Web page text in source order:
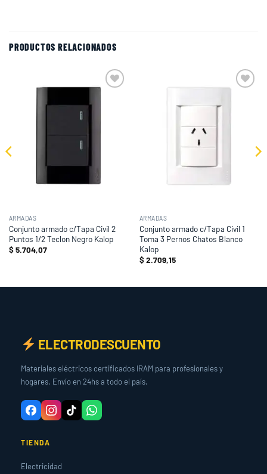
PRODUCTOS RELACIONADOS
ARMADAS
Conjunto armado c/Tapa Civil 2
Puntos 1/2 Teclon Negro Kalop
$5.704,07
ARMADAS
Conjunto armado c/Tapa Civil 1
Toma 3 Pernos Chatos Blanco
Kalop
$2.709,15
ELECTRODESCUENTO
Materiales eléctricos certificados IRAM para profesionales y
hogares. Envío en 24hs a todo el país.
TIENDA
Electricidad